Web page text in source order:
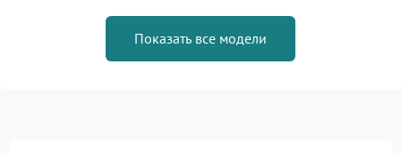
Показать все модели